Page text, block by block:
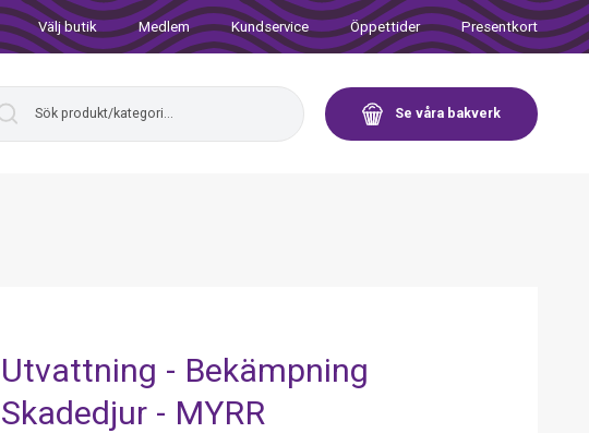
Välj butik Medlem Kundservice Öppettider Presentkort
Se våra bakverk
Utvattning - Bekämpning
Skadedjur - MYRR